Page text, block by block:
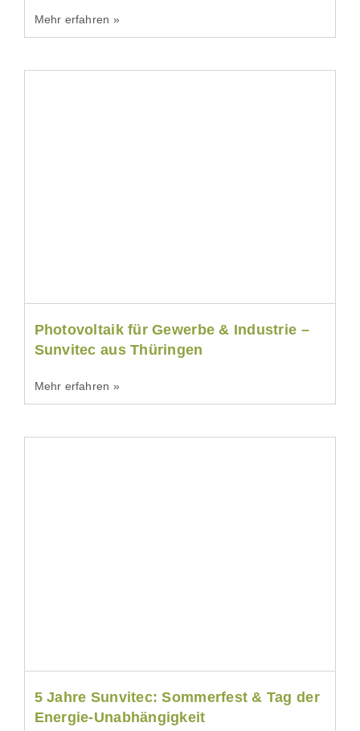
Mehr erfahren »
Photovoltaik für Gewerbe & Industrie –
Sunvitec aus Thüringen
Mehr erfahren »
5 Jahre Sunvitec: Sommerfest & Tag der
Energie-Unabhängigkeit